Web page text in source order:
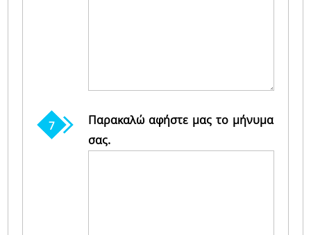
Παρακαλώ αφήστε μας το μήνυμα
σας.